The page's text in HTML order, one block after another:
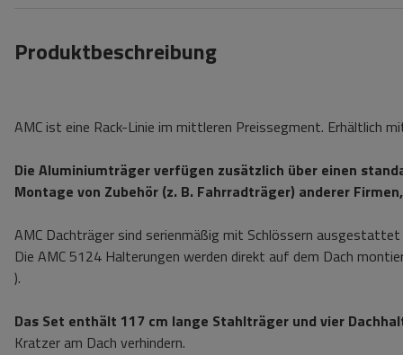
Produktbeschreibung
AMC ist eine Rack-Linie im mittleren Preissegment. Erhältlich
Die Aluminiumträger verfügen zusätzlich über einen
Montage von Zubehör (z. B. Fahrradträger) anderer
AMC Dachträger sind serienmäßig mit Schlössern
Die AMC 5124 Halterungen werden direkt auf dem Dach
).
Das Set enthält 117 cm lange Stahlträger und vier
Kratzer am Dach verhindern.